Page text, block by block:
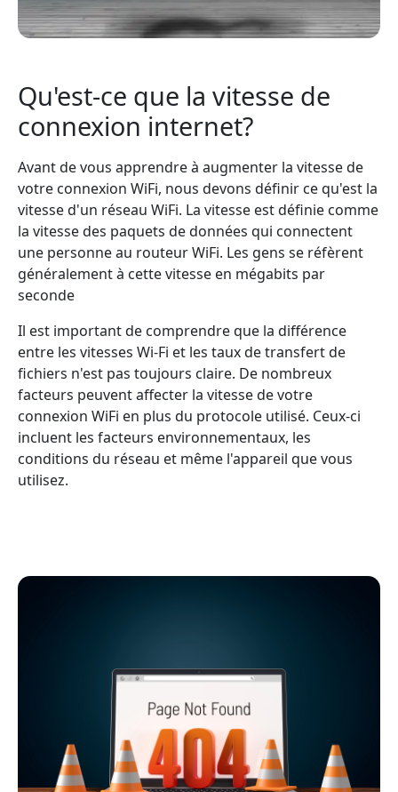
Qu'est-ce que la vitesse de
connexion internet?
Avant de vous apprendre à augmenter la vitesse de
votre connexion WiFi, nous devons définir ce qu'est la
vitesse d'un réseau WiFi. La vitesse est définie comme
la vitesse des paquets de données qui connectent
une personne au routeur WiFi. Les gens se réfèrent
généralement à cette vitesse en mégabits par
seconde
Il est important de comprendre que la différence
entre les vitesses Wi-Fi et les taux de transfert de
fichiers n'est pas toujours claire. De nombreux
facteurs peuvent affecter la vitesse de votre
connexion WiFi en plus du protocole utilisé. Ceux-ci
incluent les facteurs environnementaux, les
conditions du réseau et même l'appareil que vous
utilisez.